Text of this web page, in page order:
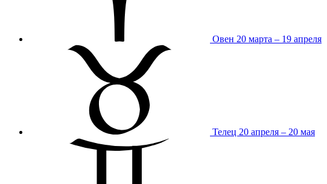
Овен 20 марта – 19 апреля
Телец 20 апреля – 20 мая